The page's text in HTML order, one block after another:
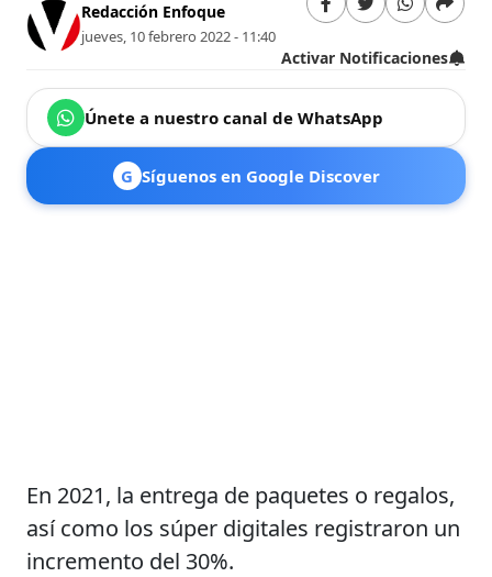
Redacción Enfoque
jueves, 10 febrero 2022 - 11:40
Activar Notificaciones
Únete a nuestro canal de WhatsApp
G Síguenos en Google Discover
En 2021, la entrega de paquetes o regalos,
así como los súper digitales registraron un
incremento del 30%.